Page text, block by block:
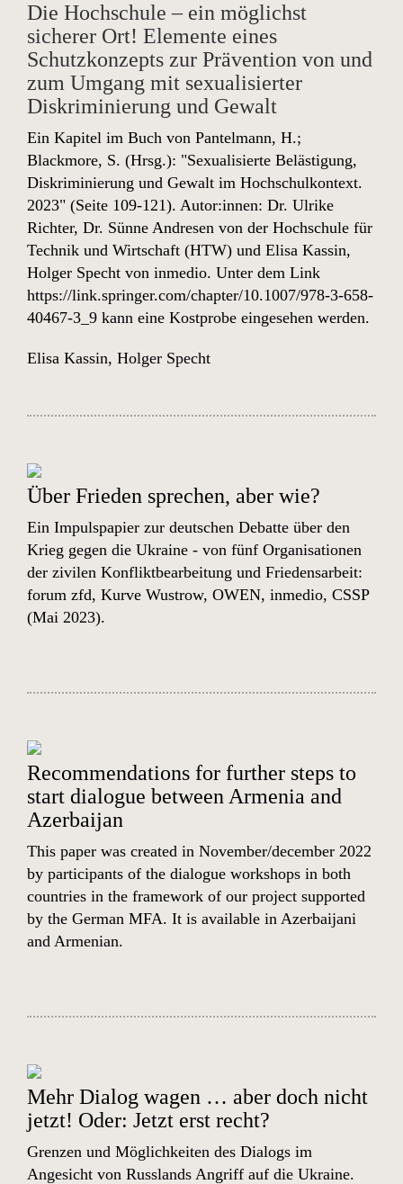
Die Hochschule – ein möglichst
sicherer Ort! Elemente eines
Schutzkonzepts zur Prävention von und
zum Umgang mit sexualisierter
Diskriminierung und Gewalt
Ein Kapitel im Buch von Pantelmann, H.;
Blackmore, S. (Hrsg.): "Sexualisierte Belästigung,
Diskriminierung und Gewalt im Hochschulkontext.
2023" (Seite 109-121). Autor:innen: Dr. Ulrike
Richter, Dr. Sünne Andresen von der Hochschule für
Technik und Wirtschaft (HTW) und Elisa Kassin,
Holger Specht von inmedio. Unter dem Link
https://link.springer.com/chapter/10.1007/978-3-658-
40467-3_9 kann eine Kostprobe eingesehen werden.
Elisa Kassin, Holger Specht
Über Frieden sprechen, aber wie?
Ein Impulspapier zur deutschen Debatte über den
Krieg gegen die Ukraine - von fünf Organisationen
der zivilen Konfliktbearbeitung und Friedensarbeit:
forum zfd, Kurve Wustrow, OWEN, inmedio, CSSP
(Mai 2023).
Recommendations for further steps to
start dialogue between Armenia and
Azerbaijan
This paper was created in November/december 2022
by participants of the dialogue workshops in both
countries in the framework of our project supported
by the German MFA. It is available in Azerbaijani
and Armenian.
Mehr Dialog wagen … aber doch nicht
jetzt! Oder: Jetzt erst recht?
Grenzen und Möglichkeiten des Dialogs im
Angesicht von Russlands Angriff auf die Ukraine.